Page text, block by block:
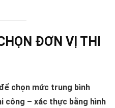
ĐƠN VỊ THI
chọn mức trung bình
công – xác thực bằng hình